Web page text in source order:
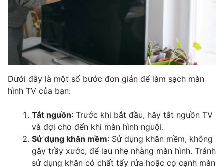
Dưới đây là một số bước đơn giản để làm sạch màn
hình TV của bạn:
Tắt nguồn: Trước khi bắt đầu, hãy tắt nguồn TV
và đợi cho đến khi màn hình nguội.
Sử dụng khăn mềm: Sử dụng khăn mềm, không
gây trầy xước, để lau nhẹ nhàng màn hình. Tránh
sử dụng khăn có chất tẩy rửa hoặc cọ cạnh màn